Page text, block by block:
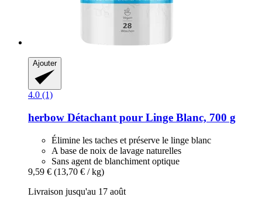
Ajouter
4.0 (1)
herbow Détachant pour Linge Blanc, 700 g
Élimine les taches et préserve le linge blanc
A base de noix de lavage naturelles
Sans agent de blanchiment optique
9,59 € (13,70 € / kg)
Livraison jusqu'au 17 août